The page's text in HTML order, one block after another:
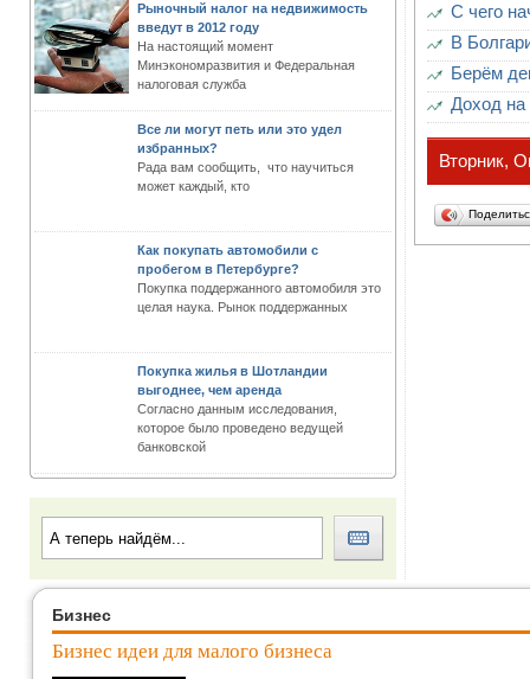
Рыночный налог на недвижимость
введут в 2012 году
На настоящий момент
Минэкономразвития и Федеральная
налоговая служба
Все ли могут петь или это удел
избранных?
Рада вам сообщить, что научиться
может каждый, кто
Как покупать автомобили с
пробегом в Петербурге?
Покупка поддержанного автомобиля это
целая наука. Рынок поддержанных
Покупка жилья в Шотландии
выгоднее, чем аренда
Согласно данным исследования,
которое было проведено ведущей
банковской
С чего
В
Берём
Доход на
Вторник,
Бизнес
Бизнес идеи для малого бизнеса